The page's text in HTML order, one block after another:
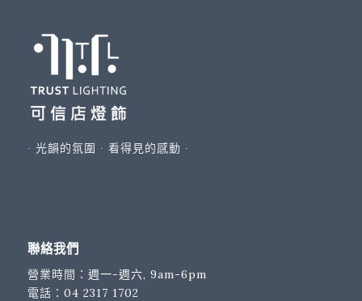
∙ 光韻的氛圍 ∙ 看得見的感動 ∙
聯絡我們
營業時間： 週一-週六, 9am-6pm
電話： 04 2317 1702